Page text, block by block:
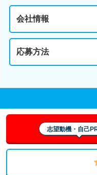
会社情報
応募方法
志望動機・自己